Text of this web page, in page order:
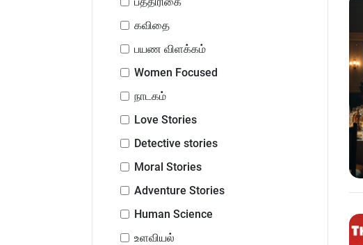
கவிதை
பயண விளக்கம்
Women Focused
நாடகம்
Love Stories
Detective stories
Moral Stories
Adventure Stories
Human Science
உளவியல்